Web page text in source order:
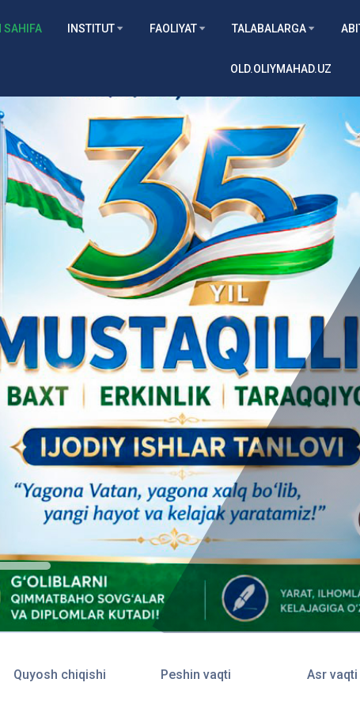
SAHIFA INSTITUT FAOLIYAT TALABALARGA
OLD.OLIYMAHAD.UZ
Quyosh chiqishi Peshin vaqti Asr vaqti